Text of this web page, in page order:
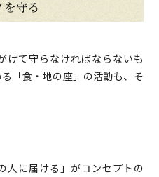
けて守らなければならないも
「食・地の座」の活動も、そ
人に届ける」がコンセプトの